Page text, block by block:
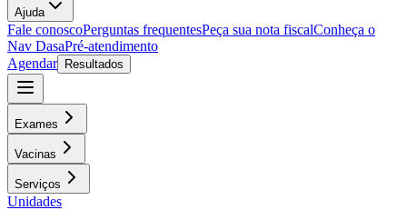
Ajuda
Fale conoscoPerguntas frequentesPeça sua nota fiscalConheça o
Nav DasaPré-atendimento
Agendar
Resultados
Exames
Vacinas
Serviços
Unidades